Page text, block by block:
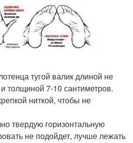
тугой валик длиной не
толщиной 7-10 сантиметров.
ниткой, чтобы не
твердую горизонтальную
не подойдет, лучше лежать